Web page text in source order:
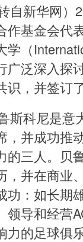
转自新华网
作基金会代
学（
广泛深入探
识，并签订
斯科尼是意
，并成功推
的三人。贝
，并在商业
功：如长期
领导和经营
力的足球俱